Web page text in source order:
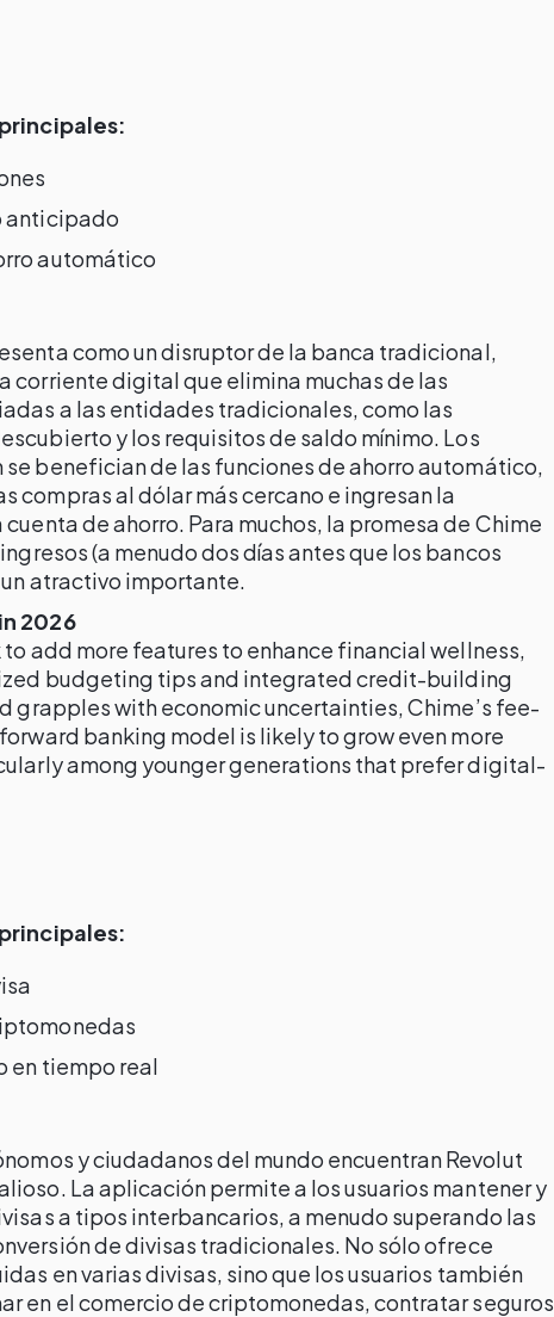
anticipado
automático
como un disruptor de la banca tradicional,
corriente digital que elimina muchas de las
a las entidades tradicionales, como las
y los requisitos de saldo mínimo. Los
se benefician de las funciones de ahorro automático,
compras al dólar más cercano e ingresan la
de ahorro. Para muchos, la promesa de Chime
(a menudo dos días antes que los bancos
atractivo importante.
2026
to add more features to enhance financial wellness,
budgeting tips and integrated credit-building
grapples with economic uncertainties, Chime’s fee-
banking model is likely to grow even more
among younger generations that prefer digital-
en tiempo real
y ciudadanos del mundo encuentran Revolut
La aplicación permite a los usuarios mantener y
a tipos interbancarios, a menudo superando las
de divisas tradicionales. No sólo ofrece
en varias divisas, sino que los usuarios también
en el comercio de criptomonedas, contratar seguros